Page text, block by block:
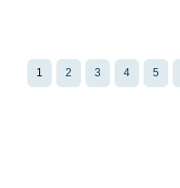
1 2 3 4 5